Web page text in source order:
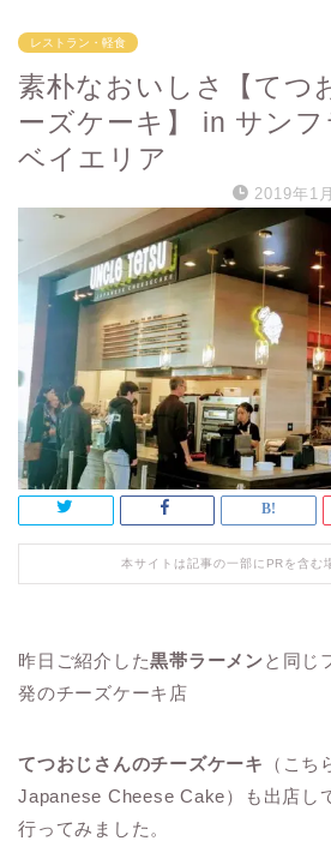
レストラン・軽食
素朴なおいしさ【てつ
ーズケーキ】 in サンフ
ベイエリア
2019年1
本サイトは記事の一部にPRを含む
昨日ご紹介した黒帯ラーメンと同じ
発のチーズケーキ店
てつおじさんのチーズケーキ
（こ
Japanese Cheese Cake）も出店し
行ってみました。